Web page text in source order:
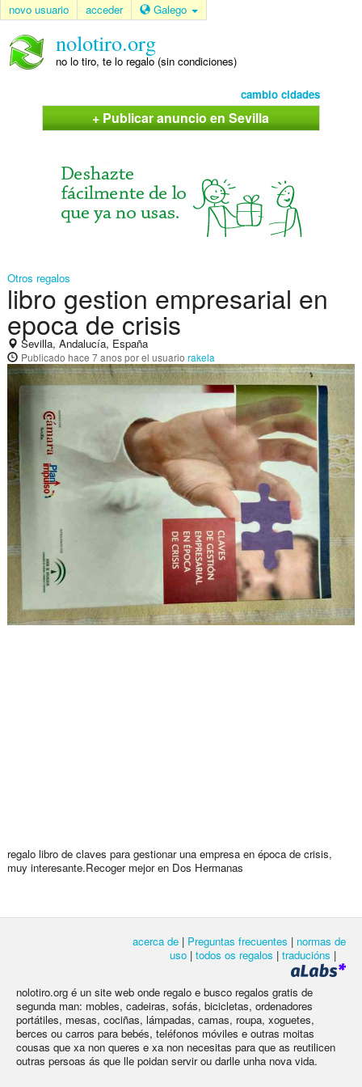
novo usuario acceder Galego
nolotiro.org
no lo tiro, te lo regalo (sin condiciones)
cambio cidades
+ Publicar anuncio en Sevilla
Otros regalos
libro gestion empresarial en
epoca de crisis
Sevilla, Andalucía, España
Publicado hace 7 anospor el usuario rakela
regalo libro de claves para gestionar una empresa en época de crisis,
muy interesante.Recoger mejor en Dos Hermanas
acerca de | Preguntas frecuentes | normas de
uso | todos os regalos | traducións |
nolotiro.org é un site web onde regalo e busco regalos gratis de
segunda man: mobles, cadeiras, sofás, bicicletas, ordenadores
portátiles, mesas, cociñas, lámpadas, camas, roupa, xoguetes,
berces ou carros para bebés, teléfonos móviles e outras moitas
cousas que xa non queres e xa non necesitas para que as reutilicen
outras persoas ás que lle poidan servir ou darlle unha nova vida.